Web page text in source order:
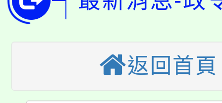
視費優惠，中低收入戶
半價優惠，詳情可洽有
大園自造教育及科技中
份教師增能研習
大溪自造教育及科技中
份教師研習
淨零綠生活教案入校路
會
115年食農教育專業人
返回首頁